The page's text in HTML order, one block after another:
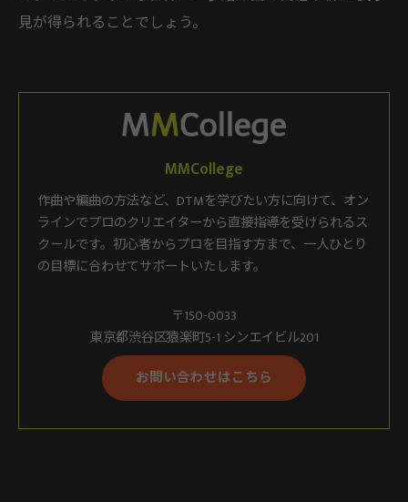
見が得られることでしょう。
MMCollege
作曲や編曲の方法など、DTMを学びたい方に向けて、オン
ラインでプロのクリエイターから直接指導を受けられるス
クールです。初心者からプロを目指す方まで、一人ひとり
の目標に合わせてサポートいたします。
〒150-0033
東京都渋谷区猿楽町5-1 シンエイビル201
お問い合わせはこちら